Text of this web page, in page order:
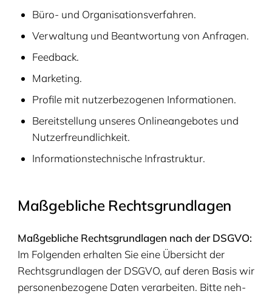
Büro- und Organisationsverfahren.
Ver­wal­tung und Beant­wor­tung von Anfragen.
Feed­back.
Mar­ke­ting.
Pro­fi­le mit nut­zer­be­zo­ge­nen Informationen.
Bereit­stel­lung unse­res Online­an­ge­bo­tes und
Nutzerfreundlichkeit.
Infor­ma­ti­ons­tech­ni­sche Infrastruktur.
Maß­geb­li­che Rechtsgrundlagen
Maß­geb­li­che Rechts­grund­la­gen nach derDSGVO:
Im Fol­gen­den erhal­ten Sie eine Über­sicht der
Rechts­grund­la­gen der DSGVO, auf deren Basis wir
per­so­nen­be­zo­ge­ne Daten ver­ar­bei­ten. Bit­te neh­